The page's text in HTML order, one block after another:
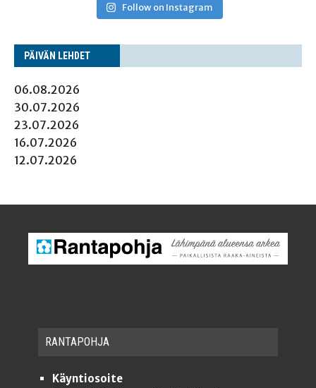
Follow on Instagram
PÄI­VÄN LEHDET
06.08.2026
30.07.2026
23.07.2026
16.07.2026
12.07.2026
RAN­TA­POH­JA
Käyntiosoite